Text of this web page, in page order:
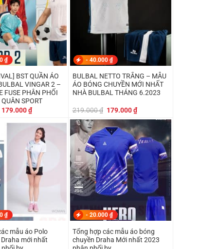
₫
BST QUẦN ÁO
VINGAR 2 –
FUSE PHÂN PHỐI
SPORT
Giá
là:
179.000₫Giá
hiện
tại
là:
179.000 ₫.
- 40.000 ₫
BULBAL NETTO TRẮNG – MẪU
ÁO BÓNG CHUYỀN MỚI NHẤT
NHÀ BULBAL THÁNG 6.2023
219.000₫ Giá
là:
219.000 ₫.
179.000₫Giá
hiện
là:
179.000 ₫.
₫
mẫu áo Polo
mới nhất
- 20.000 ₫
Tổng hợp các mẫu áo bóng
chuyền Draha Mới nhất 2023